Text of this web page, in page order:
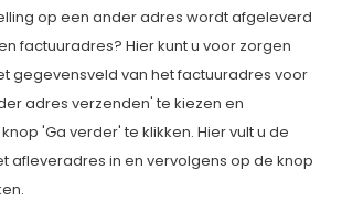
op een ander adres wordt afgeleverd
factuuradres? Hier kunt u voor zorgen
gegevensveld van het factuuradres voor
adres verzenden' te kiezen en
'Ga verder' te klikken. Hier vult u de
afleveradres in en vervolgens op de knop